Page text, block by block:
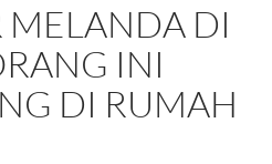
MELANDA DI
INI
DI RUMAH